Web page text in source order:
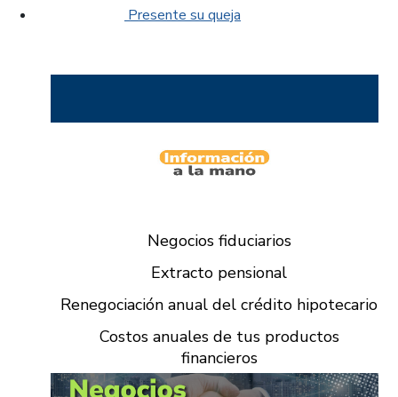
Presente su queja
Negocios fiduciarios
Extracto pensional
Renegociación anual del crédito hipotecario
Costos anuales de tus productos
financieros